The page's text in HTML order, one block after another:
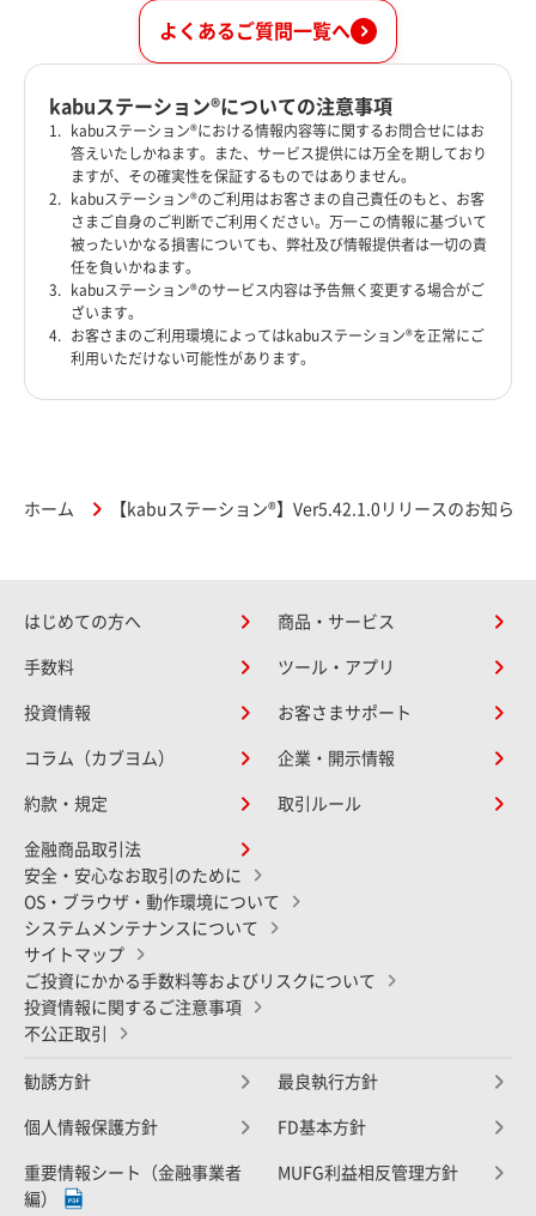
よくあるご質問一覧へ
kabuステーション®についての注意事項
kabuステーション®における情報内容等に関するお問合せにはお
答えいたしかねます。また、サービス提供には万全を期しており
ますが、その確実性を保証するものではありません。
kabuステーション®のご利用はお客さまの自己責任のもと、お客
さまご自身のご判断でご利用ください。万一この情報に基づいて
被ったいかなる損害についても、弊社及び情報提供者は一切の責
任を負いかねます。
kabuステーション®のサービス内容は予告無く変更する場合がご
ざいます。
お客さまのご利用環境によってはkabuステーション®を正常にご
利用いただけない可能性があります。
ホーム 【kabuステーション®】Ver5.42.1.0リリースのお知らせ
はじめての方へ 商品・サービス
手数料 ツール・アプリ
投資情報 お客さまサポート
コラム（カブヨム） 企業・開示情報
約款・規定 取引ルール
金融商品取引法
安全・安心なお取引のために
OS・ブラウザ・動作環境について
システムメンテナンスについて
サイトマップ
ご投資にかかる手数料等およびリスクについて
投資情報に関するご注意事項
不公正取引
勧誘方針 最良執行方針
個人情報保護方針 FD基本方針
重要情報シート（金融事業者
編）
MUFG利益相反管理方針